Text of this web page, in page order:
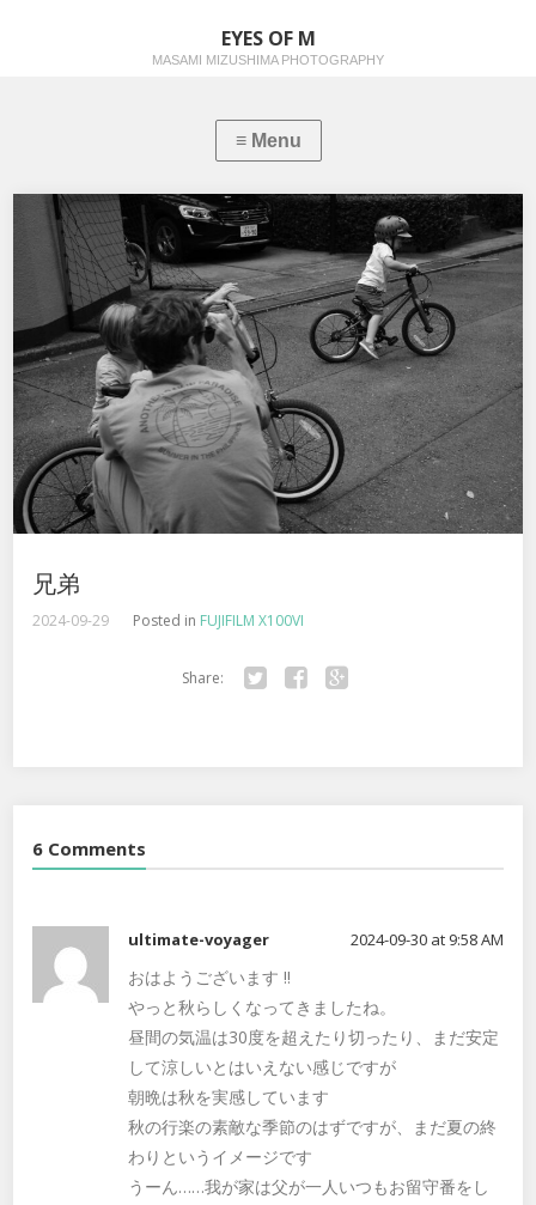
EYES OF M
MASAMI MIZUSHIMA PHOTOGRAPHY
兄弟
2024-09-29 Posted in FUJIFILM X100VI
Share:
6 Comments
ultimate-voyager 2024-09-30 at 9:58 AM
おはようございます ‼️
やっと秋らしくなってきましたね。
昼間の気温は30度を超えたり切ったり、まだ安定
して涼しいとはいえない感じですが
朝晩は秋を実感しています
秋の行楽の素敵な季節のはずですが、まだ夏の終
わりというイメージです
うーん……我が家は父が一人いつもお留守番をし